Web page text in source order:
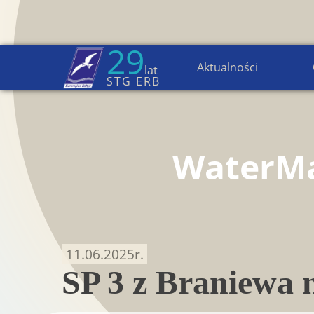
29lat
STG ERB
Aktualności
Strona główna→Aktualności
SP 3 z Braniewa
11.06.2025r.